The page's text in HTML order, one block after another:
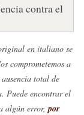
contra el
en italiano se
comprometemos a
total de
Puede encontrar el
algún error, por